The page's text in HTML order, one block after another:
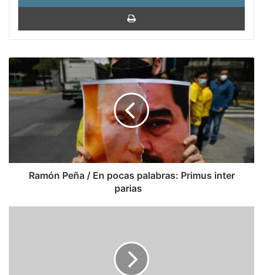
Ramón
Peña
/
En
palabras:
Primus
parias
Ramón Peña / En pocas palabras: Primus inter
parias